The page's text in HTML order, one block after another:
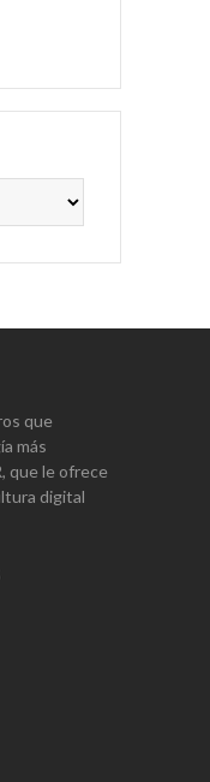
que
más
que le ofrece
digital